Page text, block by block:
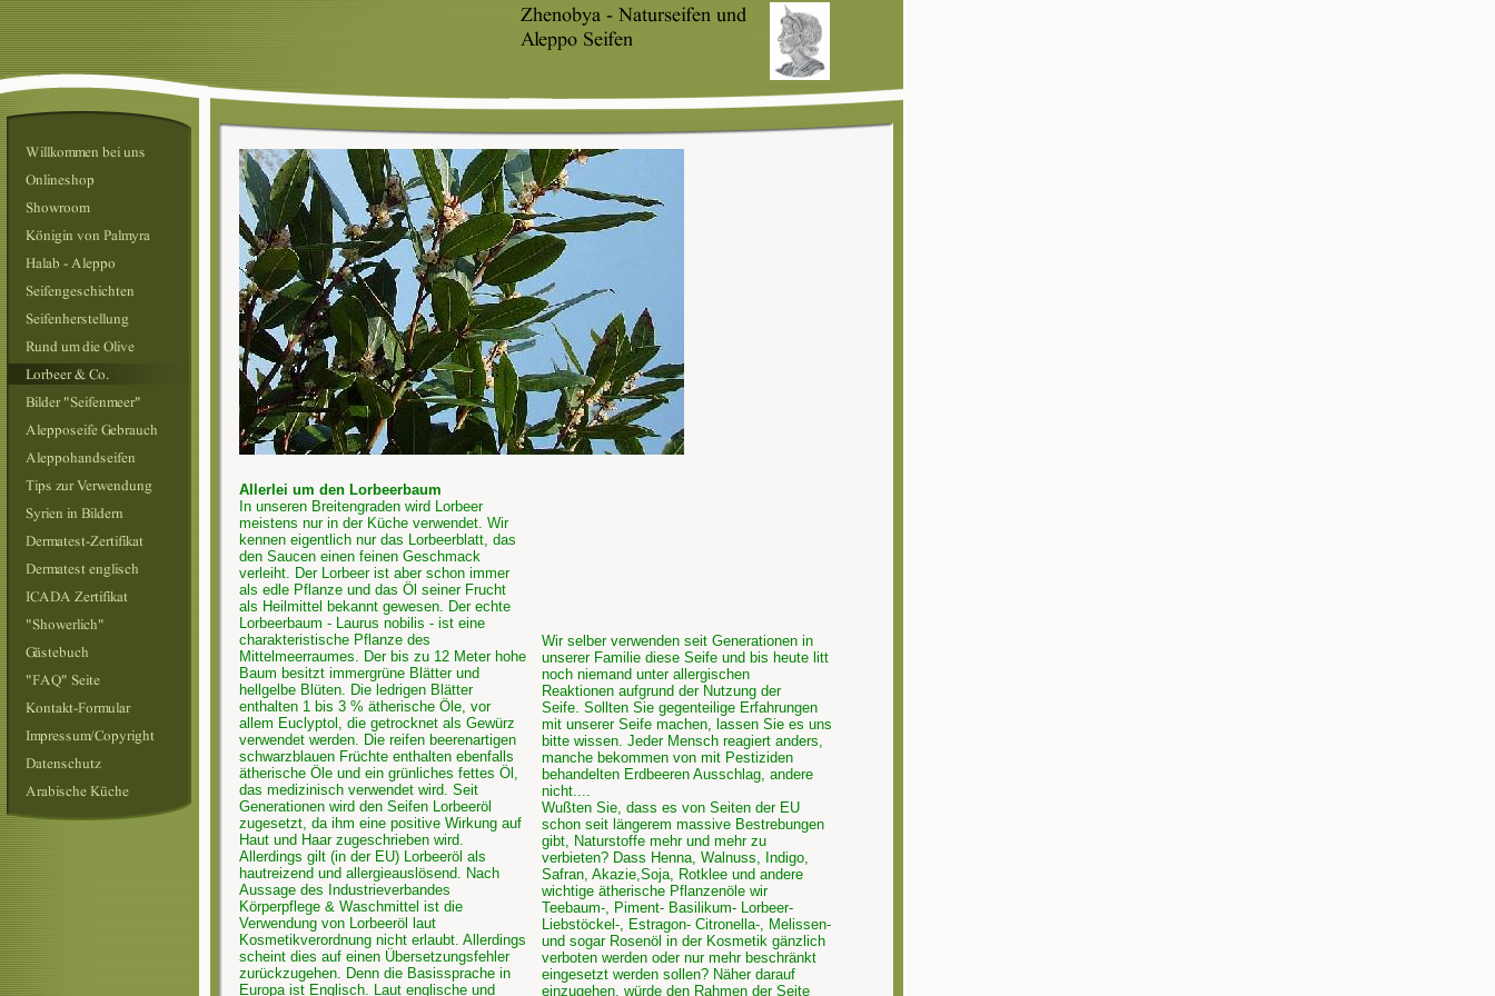
Allerlei um den Lorbeerbaum
In unseren Breitengraden wird Lorbeer
meistens nur in der Küche verwendet. Wir
kennen eigentlich nur das Lorbeerblatt, das
den Saucen einen feinen Geschmack
verleiht. Der Lorbeer ist aber schon immer
als edle Pflanze und das Öl seiner Frucht
als Heilmittel bekannt gewesen. Der echte
Lorbeerbaum - Laurus nobilis - ist eine
charakteristische Pflanze des
Mittelmeerraumes. Der bis zu 12 Meter hohe
Baum besitzt immergrüne Blätter und
hellgelbe Blüten. Die ledrigen Blätter
enthalten 1 bis 3 % ätherische Öle, vor
allem Euclyptol, die getrocknet als Gewürz
verwendet werden. Die reifen beerenartigen
schwarzblauen Früchte enthalten ebenfalls
ätherische Öle und ein grünliches fettes Öl,
das medizinisch verwendet wird. Seit
Generationen wird den Seifen Lorbeeröl
zugesetzt, da ihm eine positive Wirkung auf
Haut und Haar zugeschrieben wird.
Allerdings gilt (in der EU) Lorbeeröl als
hautreizend und allergieauslösend. Nach
Aussage des Industrieverbandes
Körperpflege & Waschmittel ist die
Verwendung von Lorbeeröl laut
Kosmetikverordnung nicht erlaubt. Allerdings
scheint dies auf einen Übersetzungsfehler
zurückzugehen. Denn die Basissprache in
Europa ist Englisch. Laut englische und
Wir selber verwenden seit Generationen in
unserer Familie diese Seife und bis heute litt
noch niemand unter allergischen
Reaktionen aufgrund der Nutzung der
Seife. Sollten Sie gegenteilige Erfahrungen
mit unserer Seife machen, lassen Sie es uns
bitte wissen. Jeder Mensch reagiert anders,
manche bekommen von mit Pestiziden
behandelten Erdbeeren Ausschlag, andere
nicht....
Wußten Sie, dass es von Seiten der EU
schon seit längerem massive Bestrebungen
gibt, Naturstoffe mehr und mehr zu
verbieten? Dass Henna, Walnuss, Indigo,
Safran, Akazie,Soja, Rotklee und andere
wichtige ätherische Pflanzenöle wir
Teebaum-, Piment- Basilikum- Lorbeer-
Liebstöckel-, Estragon- Citronella-, Melissen-
und sogar Rosenöl in der Kosmetik gänzlich
verboten werden oder nur mehr beschränkt
eingesetzt werden sollen? Näher darauf
einzugehen, würde den Rahmen der Seite